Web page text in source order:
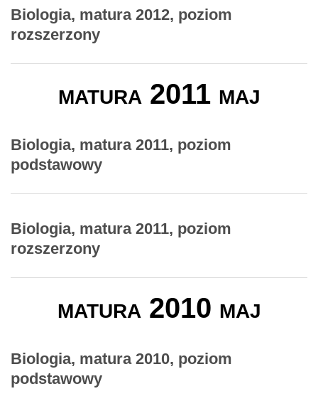
Biologia, matura 2012, poziom
rozszerzony
matura 2011 maj
Biologia, matura 2011, poziom
podstawowy
Biologia, matura 2011, poziom
rozszerzony
matura 2010 maj
Biologia, matura 2010, poziom
podstawowy